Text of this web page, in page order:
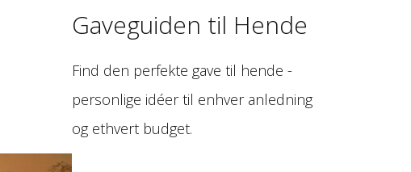
Gaveguiden til Hende
Find den perfekte gave til hende -
personlige idéer til enhver anledning
og ethvert budget.